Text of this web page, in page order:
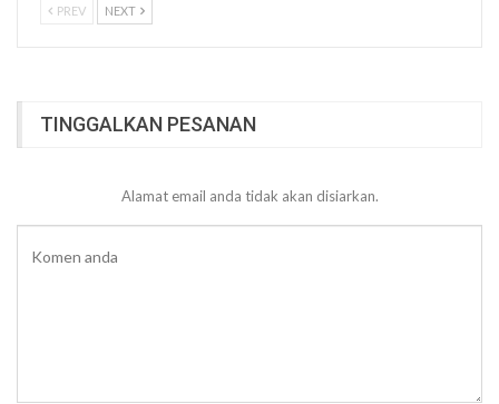
PREV NEXT
TINGGALKAN PESANAN
Alamat email anda tidak akan disiarkan.